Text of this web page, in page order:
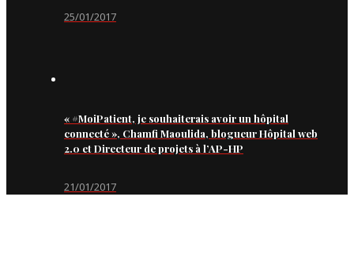
25/01/2017
« #MoiPatient, je souhaiterais avoir un hôpital
connecté », Chamfi Maoulida, blogueur Hôpital web
2.0 et Directeur de projets à l’AP-HP
21/01/2017